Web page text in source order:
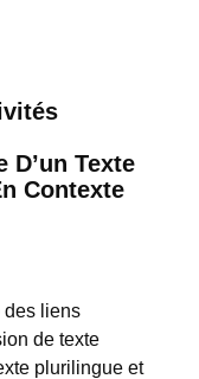
D’un Texte
Contexte
des liens
de texte
plurilingue et